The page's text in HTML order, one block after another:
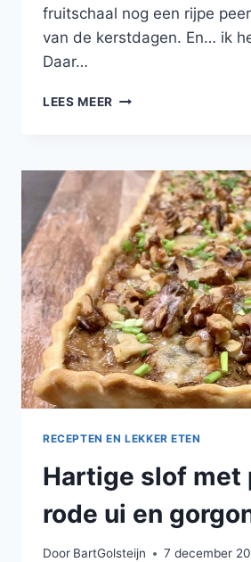
fruitschaal nog een rijpe peer
van de kerstdagen. En… ik
Daar…
LEES MEER HARTIGE
EN
PEER
RECEPTEN EN LEKKER ETEN
Hartige slof met
rode ui en
Door BartGolsteijn 7 december